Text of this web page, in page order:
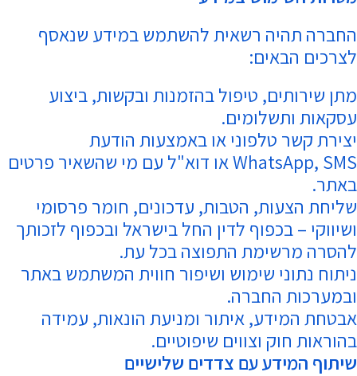
החברה תהיה רשאית להשתמש במידע שנאסף
לצרכים הבאים:
מתן שירותים, טיפול בהזמנות ובקשות, ביצוע
עסקאות ותשלומים.
יצירת קשר טלפוני או באמצעות הודעת
WhatsApp, SMS או דוא"ל עם מי שהשאיר פרטים
באתר.
שליחת הצעות, הטבות, עדכונים, חומר פרסומי
ושיווקי – בכפוף לדין החל בישראל ובכפוף לזכותך
להסרה מרשימת התפוצה בכל עת.
ניתוח נתוני שימוש ושיפור חווית המשתמש באתר
ובמערכות החברה.
אבטחת המידע, איתור ומניעת הונאות, עמידה
בהוראות חוק וצווים שיפוטיים.
שיתוף המידע עם צדדים שלישיים